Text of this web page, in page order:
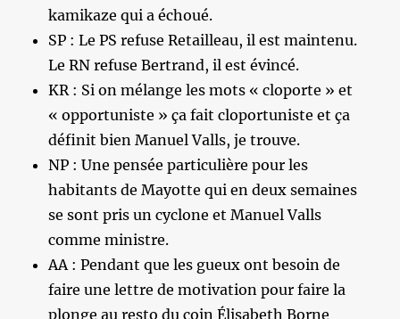
kamikaze qui a échoué.
SP : Le PS refuse Retailleau, il est maintenu.
Le RN refuse Bertrand, il est évincé.
KR : Si on mélange les mots « cloporte » et
« opportuniste » ça fait cloportuniste et ça
définit bien Manuel Valls, je trouve.
NP : Une pensée particulière pour les
habitants de Mayotte qui en deux semaines
se sont pris un cyclone et Manuel Valls
comme ministre.
AA : Pendant que les gueux ont besoin de
faire une lettre de motivation pour faire la
plonge au resto du coin Élisabeth Borne